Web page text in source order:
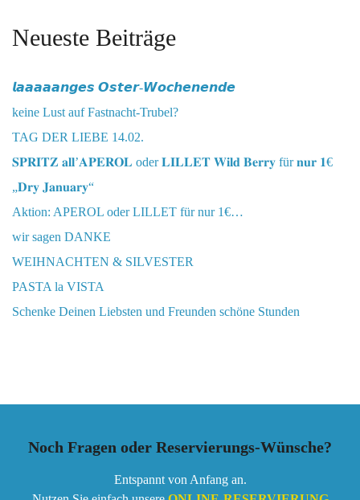
Neueste Beiträge
𝙡𝙖𝙖𝙖𝙖𝙖𝙣𝙜𝙚𝙨 𝙊𝙨𝙩𝙚𝙧-𝙒𝙤𝙘𝙝𝙚𝙣𝙚𝙣𝙙𝙚
keine Lust auf Fastnacht-Trubel?
TAG DER LIEBE 14.02.
𝐒𝐏𝐑𝐈𝐓𝐙 𝐚𝐥𝐥’𝐀𝐏𝐄𝐑𝐎𝐋 oder 𝐋𝐈𝐋𝐋𝐄𝐓 𝐖𝐢𝐥𝐝 𝐁𝐞𝐫𝐫𝐲 für 𝐧𝐮𝐫 𝟏€
„𝐃𝐫𝐲 𝐉𝐚𝐧𝐮𝐚𝐫𝐲“
Aktion: APEROL oder LILLET für nur 1€…
wir sagen DANKE
WEIHNACHTEN & SILVESTER
PASTA la VISTA
Schenke Deinen Liebsten und Freunden schöne Stunden
Noch Fragen oder Reservierungs-Wünsche?
Entspannt von Anfang an.